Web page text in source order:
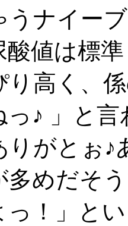
うナイー
酸値は標
り高く、
っ♪ 」と
りがとぉ♪
多めだそ
っ！」と